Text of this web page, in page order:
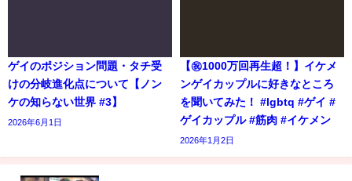
ゲイのポジション問題・タチ受
けの分岐進化点について【ノン
ケの知らない世界 #3】
2026年6月1日
【㊗️1000万回再生超！】イケメ
ンゲイカップルに好きなところ
を聞いてみた！ #lgbtq #ゲイ #
ゲイカップル #筋肉 #イケメン
2026年1月2日